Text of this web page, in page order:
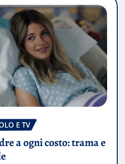
E TV
a ogni costo: trama e